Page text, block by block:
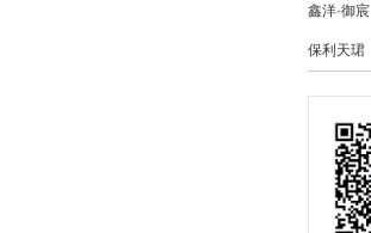
鑫洋·御宸
保利天珺